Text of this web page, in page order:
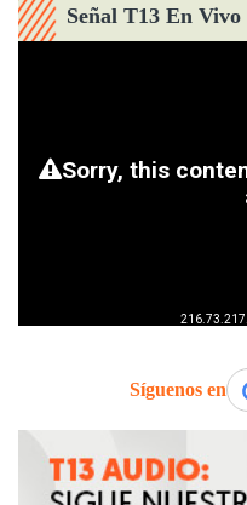
Señal T13 En Vivo
Síguenos en